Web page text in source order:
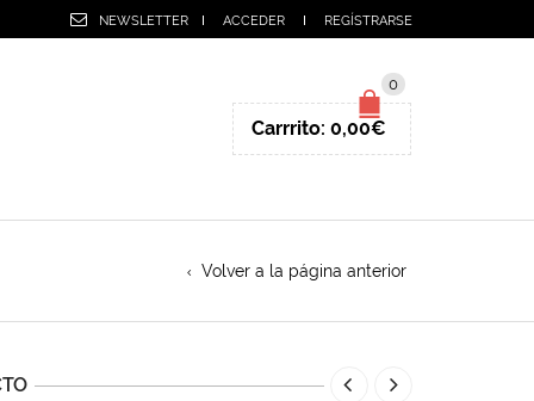
NEWSLETTER ACCEDER REGÍSTRARSE
0
Carrrito: 0,00€
Volver a la página anterior